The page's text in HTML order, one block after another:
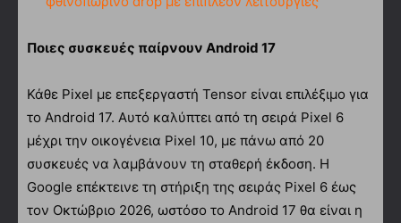
Ποιες συσκευές παίρνουν Android 17
Κάθε Pixel με επεξεργαστή Tensor είναι επιλέξιμο για
το Android 17. Αυτό καλύπτει από τη σειρά Pixel 6
μέχρι την οικογένεια Pixel 10, με πάνω από 20
συσκευές να λαμβάνουν τη σταθερή έκδοση. Η
Google επέκτεινε τη στήριξη της σειράς Pixel 6 έως
τον Οκτώβριο 2026, ωστόσο το Android 17 θα είναι η